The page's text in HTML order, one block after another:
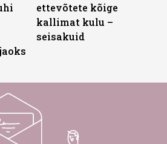
ettevõtete kõige
kallimat kulu –
seisakuid